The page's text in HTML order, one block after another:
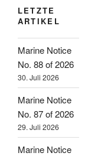
LETZTE
ARTIKEL
Marine Notice
No. 88 of 2026
30. Juli 2026
Marine Notice
No. 87 of 2026
29. Juli 2026
Marine Notice